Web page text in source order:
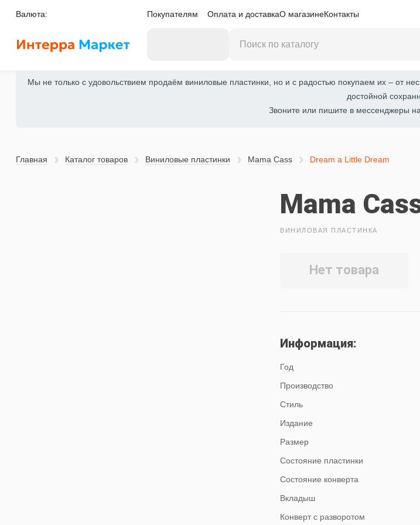
Валюта: Покупателям Оплата и доставкаО магазинеКонтакты
Мы не только с удовольствием продаём виниловые пластинки, но и с радостью покупаем их – от
достойной
Звоните или пишите в мессенджеры
Главная Каталог товаров Виниловые пластинки Mama Cass Dream a Little Dream
Mama
ВИНИЛОВАЯ ПЛАСТИНКА
Нет товара
Информация:
Год
Производство
Стиль
Издание
Размер
Состояние пластинки
Состояние конверта
Вкладыш
Конверт с разворотом